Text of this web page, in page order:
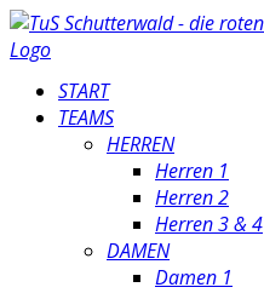
START
TEAMS
HERREN
Herren 1
Herren 2
Herren 3 & 4
DAMEN
Damen 1